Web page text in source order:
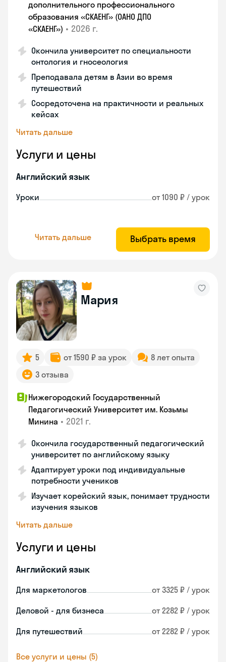
дополнительного профессионального
образования «СКАЕНГ» (ОАНО ДПО
«СКАЕНГ») • 2026 г.
Окончила университет по специальности
онтология и гносеология
Преподавала детям в Азии во время
путешествий
Сосредоточена на практичности и реальных
кейсах
Читать дальше
Услуги и цены
Английский язык
Уроки от 1090 ₽ / урок
Читать дальше Выбрать время
Мария
5 от 1590 ₽ за урок
8 лет опыта
3 отзыва
Нижегородский Государственный
Педагогический Университет им. Козьмы
Минина • 2021 г.
Окончила государственный педагогический
университет по английскому языку
Адаптирует уроки под индивидуальные
потребности учеников
Изучает корейский язык, понимает трудности
изучения языков
Читать дальше
Услуги и цены
Английский язык
Для маркетологов от 3325 ₽ / урок
Деловой - для бизнеса от 2282 ₽ / урок
Для путешествий от 2282 ₽ / урок
Все услуги и цены (5)